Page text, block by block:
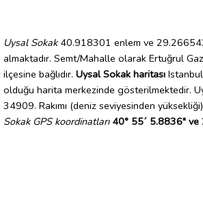
Uysal Sokak40.918301 enlem ve
almaktadır. Semt/Mahalle olarak Ertuğrul
ilçesine bağlıdır. Uysal Sokak haritası
olduğu harita merkezinde gösterilmektedir.
34909. Rakımı (deniz seviyesinden
Sokak GPS koordinatları 40° 55´ 5.8836"